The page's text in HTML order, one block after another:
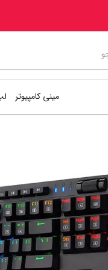
مینی کامپیوتر